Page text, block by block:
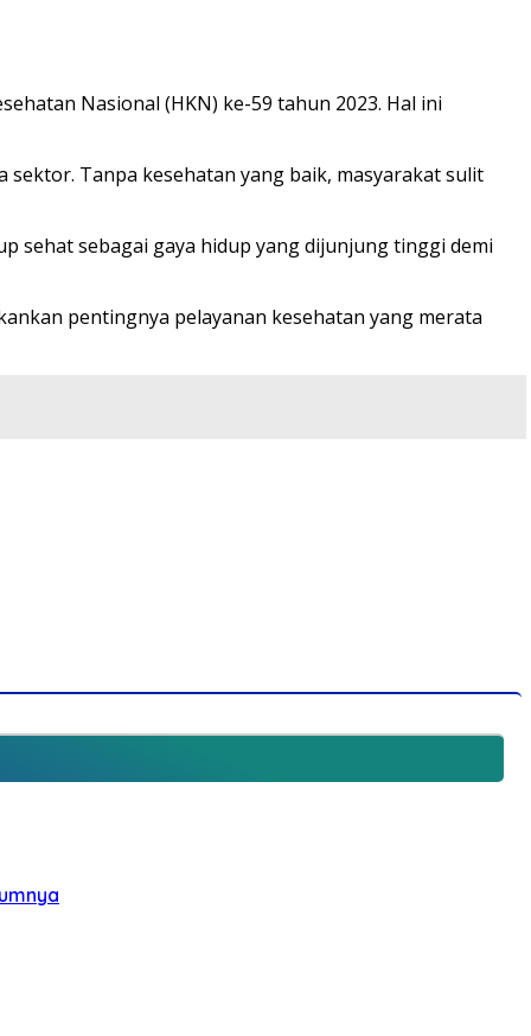
Nasional (HKN) ke-59 tahun 2023. Hal ini
Tanpa kesehatan yang baik, masyarakat sulit
sehat sebagai gaya hidup yang dijunjung tinggi demi
pentingnya pelayanan kesehatan yang merata